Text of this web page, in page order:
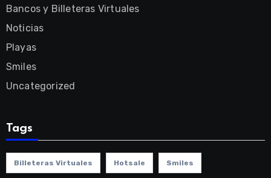
Bancos y Billeteras Virtuales
Noticias
Playas
Smiles
Uncategorized
Tags
Billeteras Virtuales Hotsale Smiles